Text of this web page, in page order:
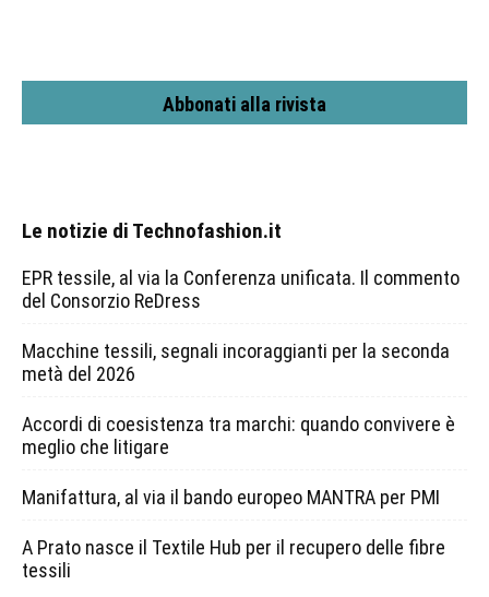
Abbonati alla rivista
Le notizie di Technofashion.it
EPR tessile, al via la Conferenza unificata. Il commento
del Consorzio ReDress
Macchine tessili, segnali incoraggianti per la seconda
metà del 2026
Accordi di coesistenza tra marchi: quando convivere è
meglio che litigare
Manifattura, al via il bando europeo MANTRA per PMI
A Prato nasce il Textile Hub per il recupero delle fibre
tessili